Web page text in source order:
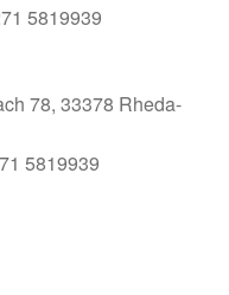
5819939
78, 33378 Rheda-
5819939